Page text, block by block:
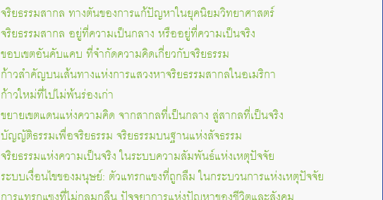
จริยธรรมสากล ทางตันของการแก้ปัญหาในยุคนิยมวิทยาศาสตร์
จริยธรรมสากล อยู่ที่ความเป็นกลาง หรืออยู่ที่ความเป็นจริง
ขอบเขตอันคับแคบ ที่จำกัดความคิดเกี่ยวกับจริยธรรม
ก้าวสำคัญบนเส้นทางแห่งการแสวงหาจริยธรรมสากลในอเมริกา
ก้าวใหม่ที่ไปไม่พ้นร่องเก่า
ขยายเขตแดนแห่งความคิด จากสากลที่เป็นกลาง สู่สากลที่เป็นจริง
บัญญัติธรรมเพื่อจริยธรรม จริยธรรมบนฐานแห่งสัจธรรม
จริยธรรมแห่งความเป็นจริง ในระบบความสัมพันธ์แห่งเหตุปัจจัย
ระบบเงื่อนไขของมนุษย์: ตัวแทรกแซงที่ถูกลืม ในกระบวนการแห่งเหตุปัจจัย